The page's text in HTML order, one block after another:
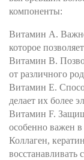
компоненты:
Витамин А.
которое
Витамин В.
от различного
Витамин Е.
делает их более
Витамин F.
особенно важен
Коллаген,
восстанавливать